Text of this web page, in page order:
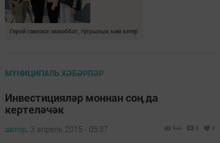
Герой гаиләсе: мәхәббәт, тугрылык һәм хәтер
МУНИЦИПАЛЬ ХӘБӘРЛӘР
Инвестицияләр моннан соң да
кертеләчәк
автор, 3 апрель 2015 - 05:37 944 0 0